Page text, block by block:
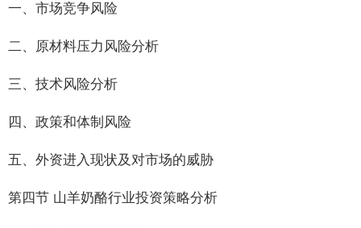
一、市场竞争风险
二、原材料压力风险分析
三、技术风险分析
四、政策和体制风险
五、外资进入现状及对市场的威胁
第四节 山羊奶酪行业投资策略分析